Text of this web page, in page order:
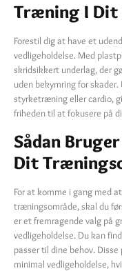
Træning I Dit
Forestil dig at have et
vedligeholdelse. Med
skridsikkert underlag, der
uden bekymring for
styrketræning eller cardio,
friheden til at fokusere på
Sådan
Dit
For at komme i gang med
træningsområde, skal du
er et fremragende valg på
vedligeholdelse. Du kan
passer til dine behov.
minimal vedligeholdelse,